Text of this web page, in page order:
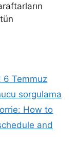
6 Temmuz
sorgulama
How to
and